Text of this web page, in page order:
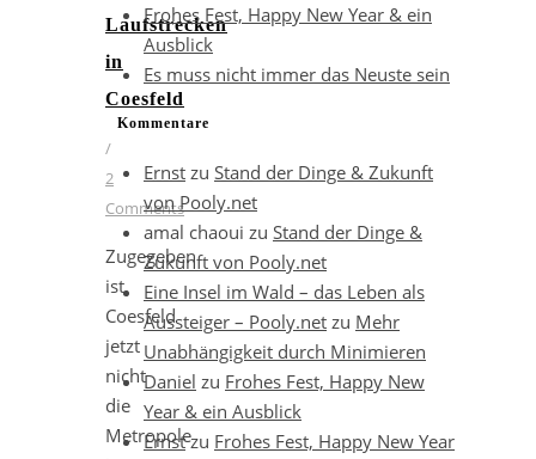
Laufstrecken
in
Coesfeld
/
2
Comments
Zugegeben
ist
Coesfeld
jetzt
nicht
die
Metropole
Frohes Fest, Happy New Year & ein
Ausblick
Es muss nicht immer das Neuste sein
Kommentare
Ernst zu Stand der Dinge & Zukunft
von Pooly.net
amal chaoui zu Stand der Dinge &
Zukunft von Pooly.net
Eine Insel im Wald – das Leben als
Aussteiger – Pooly.net zu Mehr
Unabhängigkeit durch Minimieren
Daniel zu Frohes Fest, Happy New
Year & ein Ausblick
Ernstzu Frohes Fest, Happy New Year